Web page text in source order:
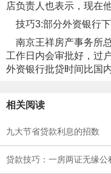
店负责人也表示，现在
技巧3:部分外资银行
南京王祥房产事务所
工作日内会审批好，过
外资银行批贷时间比国
相关阅读
九大节省贷款利息的招数
贷款技巧：一房两证无缘公